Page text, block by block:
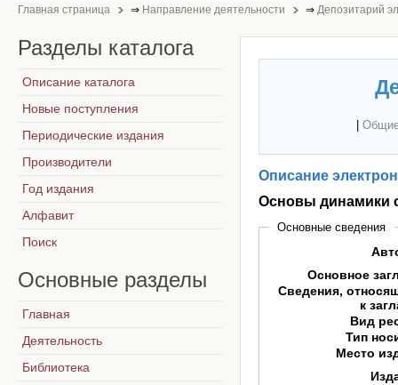
Главная страница ⇒ Направление деятельности ⇒ Депозитарий
Описание
Основы динамики
Основные сведения
Основное
Сведения,
к
Вид
Тип
Место
Разделы каталога
Описание каталога
Новые поступления
Периодические издания
Производители
Год издания
Алфавит
Поиск
Основные разделы
Главная
Деятельность
Библиотека